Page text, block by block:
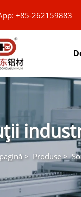
+85-262159883
> Produse>